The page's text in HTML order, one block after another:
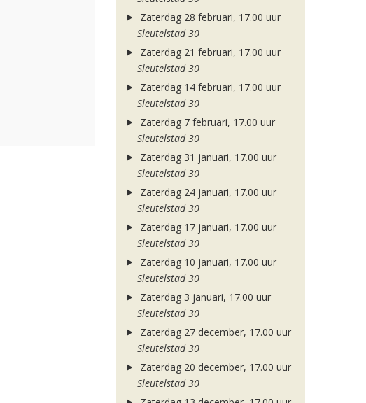
Zaterdag 28 februari, 17.00 uur
Sleutelstad 30
Zaterdag 21 februari, 17.00 uur
Sleutelstad 30
Zaterdag 14 februari, 17.00 uur
Sleutelstad 30
Zaterdag 7 februari, 17.00 uur
Sleutelstad 30
Zaterdag 31 januari, 17.00 uur
Sleutelstad 30
Zaterdag 24 januari, 17.00 uur
Sleutelstad 30
Zaterdag 17 januari, 17.00 uur
Sleutelstad 30
Zaterdag 10 januari, 17.00 uur
Sleutelstad 30
Zaterdag 3 januari, 17.00 uur
Sleutelstad 30
Zaterdag 27 december, 17.00 uur
Sleutelstad 30
Zaterdag 20 december, 17.00 uur
Sleutelstad 30